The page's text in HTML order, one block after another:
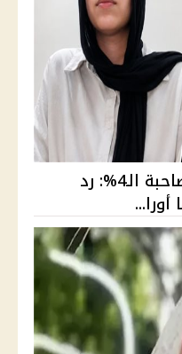
القصة الكاملة لأزمة ريم صاحبة الـ4%: رد